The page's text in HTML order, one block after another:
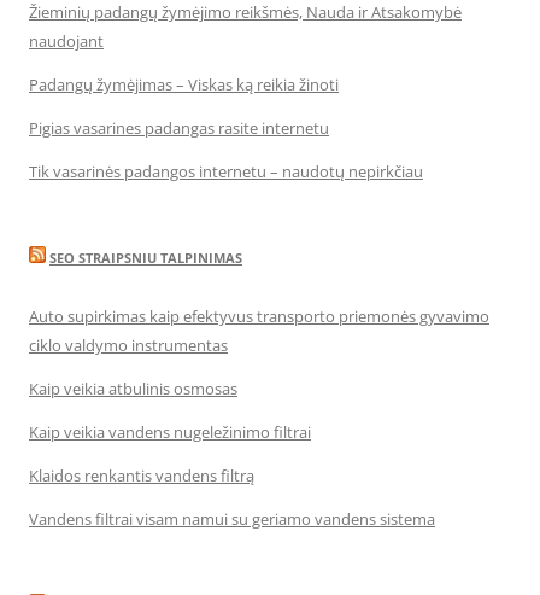
Žieminių padangų žymėjimo reikšmės, Nauda ir Atsakomybė
naudojant
Padangų žymėjimas – Viskas ką reikia žinoti
Pigias vasarines padangas rasite internetu
Tik vasarinės padangos internetu – naudotų nepirkčiau
SEO STRAIPSNIU TALPINIMAS
Auto supirkimas kaip efektyvus transporto priemonės gyvavimo
ciklo valdymo instrumentas
Kaip veikia atbulinis osmosas
Kaip veikia vandens nugeležinimo filtrai
Klaidos renkantis vandens filtrą
Vandens filtrai visam namui su geriamo vandens sistema